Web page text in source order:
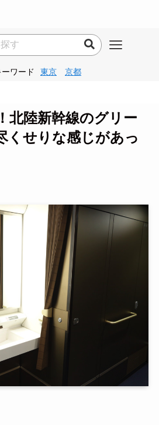
ワード 東京 京都
北陸新幹線のグリー
くせりな感じがあっ